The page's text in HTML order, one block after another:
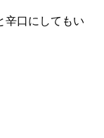
辛口にしてもい